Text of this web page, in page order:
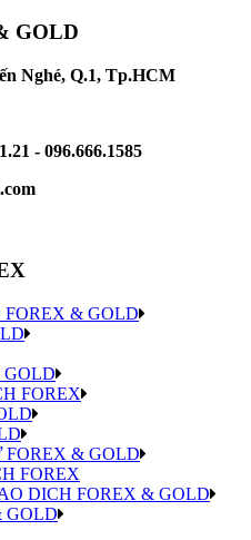
GOLD
Nghé, Q.1, Tp.HCM
- 096.666.1585
& GOLD
GOLD
FOREX
& GOLD
FOREX
DICH FOREX & GOLD
GOLD